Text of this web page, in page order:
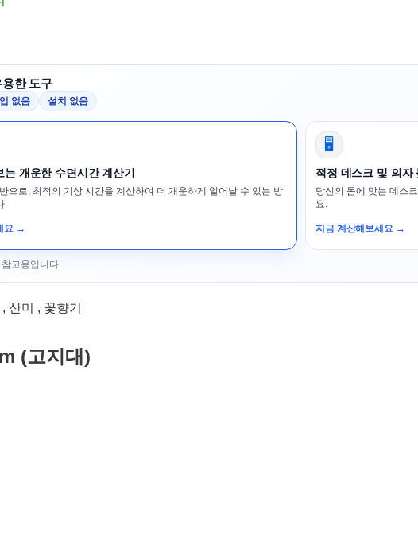
한 도구
없음 설치 없음
는 개운한 수면시간 계산기
으로, 최적의 기상 시간을 계산하여 더 개운하게 일어날 수 있는 방
.
요 →
🖥️
적정 데스크 및 의자
당신의 몸에 맞는 데스
요.
지금 계산해보세요 →
고용입니다.
산미 , 꽃향기
(고지대)